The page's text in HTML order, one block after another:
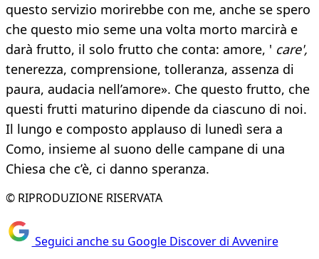
questo servizio morirebbe con me, anche se spero
che questo mio seme una volta morto marcirà e
darà frutto, il solo frutto che conta: amore, ' care',
tenerezza, comprensione, tolleranza, assenza di
paura, audacia nell’amore». Che questo frutto, che
questi frutti maturino dipende da ciascuno di noi.
Il lungo e composto applauso di lunedì sera a
Como, insieme al suono delle campane di una
Chiesa che c’è, ci danno speranza.
© RIPRODUZIONE RISERVATA
Seguici anche su Google Discover di Avvenire